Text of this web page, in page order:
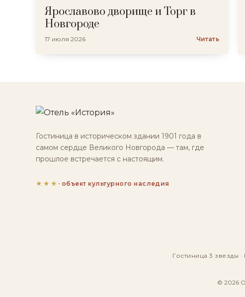
Ярославово дворище и Торг в
Новгороде
17 июля 2026 Читать
Гостиница в историческом здании 1901 года в
самом сердце Великого Новгорода — там, где
прошлое встречается с настоящим.
★★★ · объект культурного наследия
Гостиница 3 звезды ·
© 2026